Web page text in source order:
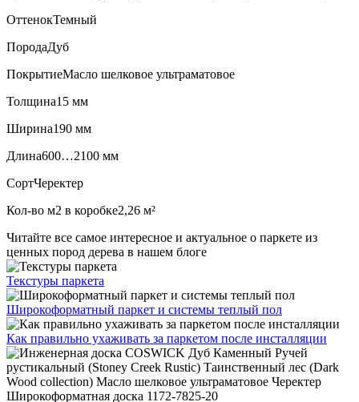
ОттенокТемный
ПородаДуб
ПокрытиеМасло шелковое ультраматовое
Толщина15 мм
Ширина190 мм
Длина600…2100 мм
СортЧеректер
Кол-во м2 в коробке2,26 м²
Читайте все самое интересное и актуальное о паркете из
ценных пород дерева в нашем блоге
Текстуры паркета
Широкоформатный паркет и системы теплый пол
Как правильно ухаживать за паркетом после инсталляции